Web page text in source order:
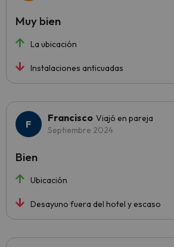
La ubicación
Instalaciones anticuadas
Muy bien
Francisco Viajó en pareja
Septiembre 2024
Ubicación
Desayuno fuera del hotel y escaso
Bien